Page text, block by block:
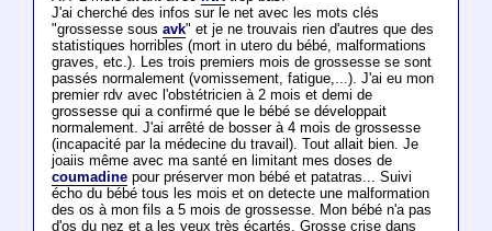
J'ai cherché des infos sur le net avec les mots clés
"grossesse sous avk" et je ne trouvais rien d'autres que des
statistiques horribles (mort in utero du bébé, malformations
graves, etc.). Les trois premiers mois de grossesse se sont
passés normalement (vomissement, fatigue,...). J'ai eu mon
premier rdv avec l'obstétricien à 2 mois et demi de
grossesse qui a confirmé que le bébé se développait
normalement. J'ai arrêté de bosser à 4 mois de grossesse
(incapacité par la médecine du travail). Tout allait bien. Je
joaiis même avec ma santé en limitant mes doses de
coumadinepour préserver mon bébé et patatras... Suivi
écho du bébé tous les mois et on detecte une malformation
des os à mon fils a 5 mois de grossesse. Mon bébé n'a pas
d'os du nez et a les yeux très écartés. Grosse crise dans